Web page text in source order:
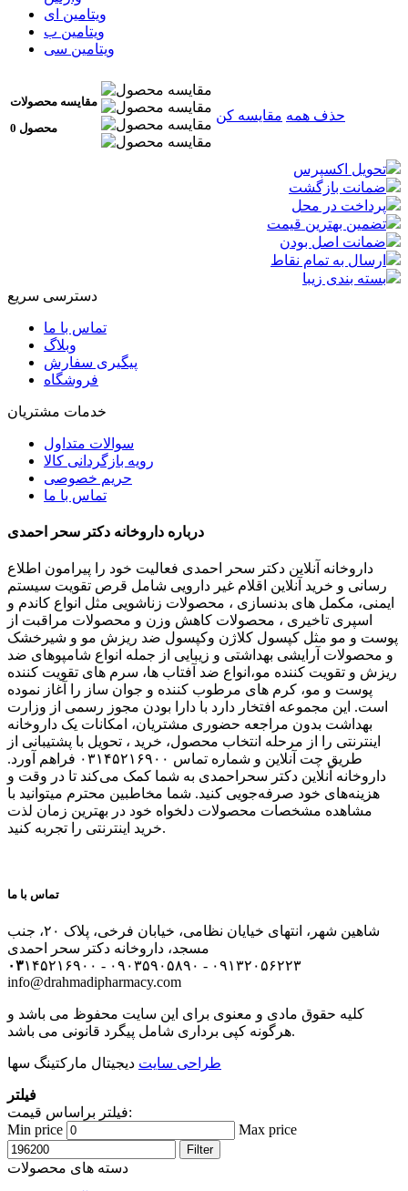
ویتامین ای
ویتامین ب
ویتامین سی
مقایسه محصولات
0 محصول
حذف همه مقایسه کن
تحویل اکسپرس
ضمانت بازگشت
پرداخت در محل
تضمین بهترین قیمت
ضمانت اصل بودن
ارسال به تمام نقاط
بسته بندی زیبا
دسترسی سریع
تماس با ما
وبلاگ
پیگیری سفارش
فروشگاه
خدمات مشتریان
سوالات متداول
رویه بازگردانی کالا
حریم خصوصی
تماس با ما
درباره داروخانه دکتر سحر احمدی
داروخانه آنلاین دکتر سحر احمدی فعالیت خود را پیرامون اطلاع
رسانی و خرید آنلاین اقلام غیر دارویی شامل قرص تقویت سیستم
ایمنی، مکمل های بدنسازی ، محصولات زناشویی مثل انواع کاندم و
اسپری تاخیری ، محصولات کاهش وزن و محصولات مراقبت از
پوست و مو مثل کپسول کلاژن وکپسول ضد ریزش مو و شیرخشک
و محصولات آرایشی بهداشتی و زیبایی از جمله انواع شامپوهای ضد
ریزش و تقویت کننده مو،انواع ضد آفتاب ها، سرم های تقویت کننده
پوست و مو، کرم های مرطوب کننده و جوان ساز را آغاز نموده
است. این مجموعه افتخار دارد با دارا بودن مجوز رسمی از وزارت
بهداشت بدون مراجعه حضوری مشتریان، امکانات یک داروخانه
اینترنتی را از مرحله انتخاب محصول، خرید ، تحویل با پشتیبانی از
طریق چت آنلاین و شماره تماس ۰۳۱۴۵۲۱۶۹۰۰ فراهم آورد.
داروخانه آنلاین دکتر سحراحمدی به شما کمک می‌کند تا در وقت و
هزینه‌های خود صرفه‌جویی کنید. شما مخاطبین محترم میتوانید با
مشاهده مشخصات محصولات دلخواه خود در بهترین زمان لذت
خرید اینترنتی را تجربه کنید.
تماس با ما
شاهین شهر، انتهای خیایان نظامی، خیابان فرخی، پلاک ۲۰، جنب
مسجد، داروخانه دکتر سحر احمدی
۰۳۱۴۵۲۱۶۹۰۰ - ۰۹۰۳۵۹۰۵۸۹۰ - ۰۹۱۳۲۰۵۶۲۲۳
info@drahmadipharmacy.com
کلیه حقوق مادی و معنوی برای این سایت محفوظ می باشد و
هرگونه کپی برداری شامل پیگرد قانونی می باشد.
طراحی سایت دیجیتال مارکتینگ سها
فیلتر
فیلتر براساس قیمت:
Min price
Max price
Filter
دسته های محصولات